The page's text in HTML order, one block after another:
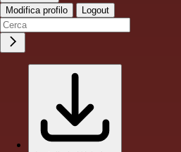
Modifica profilo Logout